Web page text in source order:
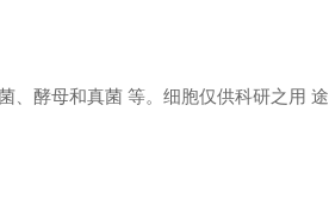
、酵母和真菌 等。细胞仅供科研之用 途